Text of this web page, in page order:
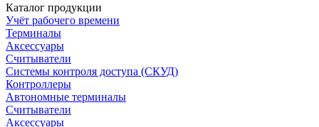
Каталог продукции
Учёт рабочего времени
Терминалы
Аксессуары
Считыватели
Системы контроля доступа (СКУД)
Контроллеры
Автономные терминалы
Считыватели
Аксессуары